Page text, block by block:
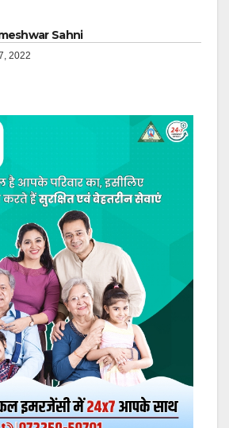
Sahni
2022